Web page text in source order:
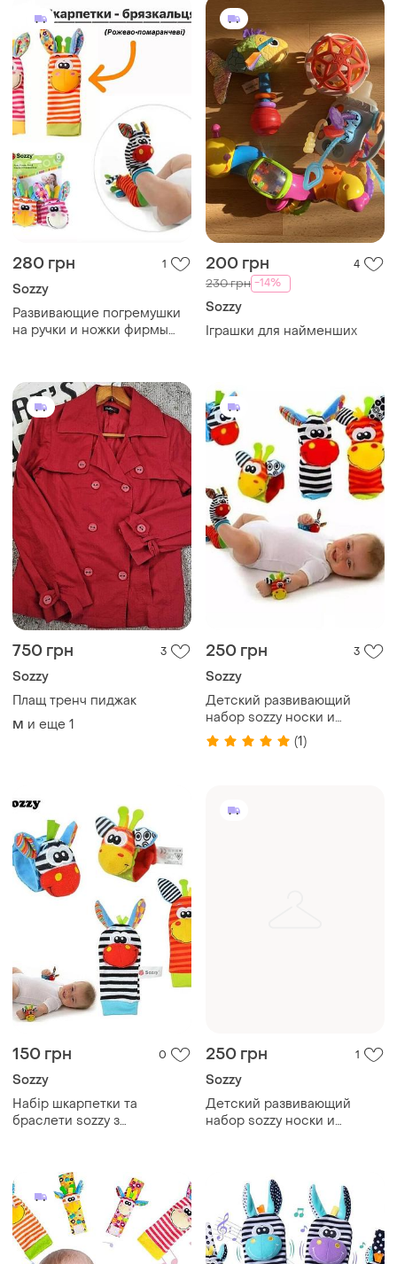
280 грн 1
Sozzy
Развивающие погремушки
на ручки и ножки фирмы
погремушками. 4шт в
наборе.
200 грн 4
230 грн -14%
Sozzy
Іграшки для найменших
750 грн 3
Sozzy
Плащ тренч пиджак
M и еще 1
250 грн 3
Sozzy
Детский развивающий
набор sozzy носки и
браслеты с погремушками
(набор 4 шт.)
(1)
150 грн 0
Sozzy
Набір шкарпетки та
браслети sozzy з
250 грн 1
Sozzy
Детский развивающий
набор sozzy носки и